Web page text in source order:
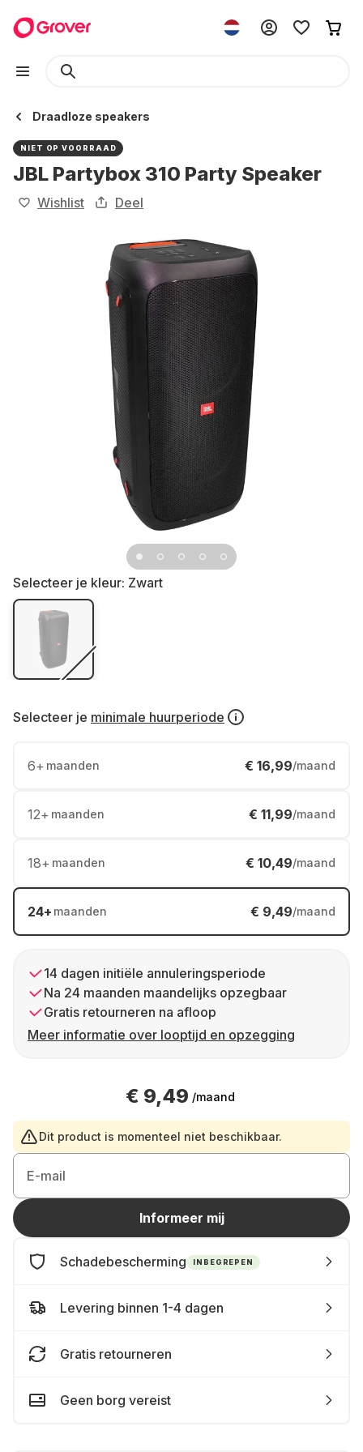
Draadloze speakers
NIET OP VOORRAAD
JBL Partybox 310 Party Speaker
Wishlist Deel
Selecteer je kleur: Zwart
Selecteer je minimale huurperiode
6+ maanden € 16,99/maand
12+ maanden € 11,99/maand
18+ maanden € 10,49/maand
24+ maanden € 9,49/maand
14 dagen initiële annuleringsperiode
Na 24 maanden maandelijks opzegbaar
Gratis retourneren na afloop
Meer informatie over looptijd en opzegging
€ 9,49 /maand
Dit product is momenteel niet beschikbaar.
E-mail
Informeer mij
Schadebescherming INBEGREPEN
Levering binnen 1-4 dagen
Gratis retourneren
Geen borg vereist